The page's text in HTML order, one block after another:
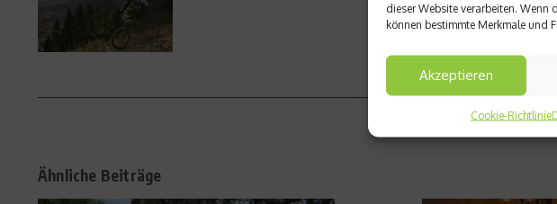
dieser Website verarbeiten. Wenn
können bestimmte Merkmale und
Akzeptieren
Cookie-Richtlinie
Ähnliche Beiträge